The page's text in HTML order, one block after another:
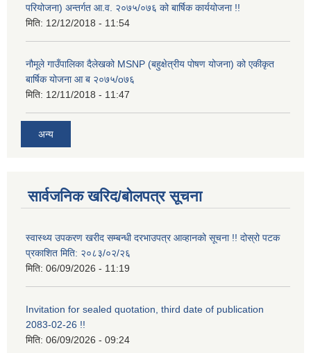
परियोजना) अन्तर्गत आ.व. २०७५/०७६ को बार्षिक कार्ययोजना !!
मिति: 12/12/2018 - 11:54
नौमूले गाउँपालिका दैलेखको MSNP (बहुक्षेत्रीय पोषण योजना) को एकीकृत
बार्षिक योजना आ ब २०७५/o७६
मिति: 12/11/2018 - 11:47
अन्य
सार्वजनिक खरिद/बोलपत्र सूचना
स्वास्थ्य उपकरण खरीद सम्बन्धी दरभाउपत्र आव्हानको सूचना !! दोस्रो पटक
प्रकाशित मिति: २०८३/०२/२६
मिति: 06/09/2026 - 11:19
Invitation for sealed quotation, third date of publication
2083-02-26 !!
मिति: 06/09/2026 - 09:24